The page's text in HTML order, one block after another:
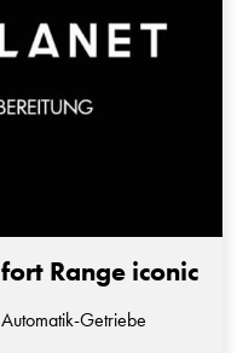
Range iconic
Getriebe